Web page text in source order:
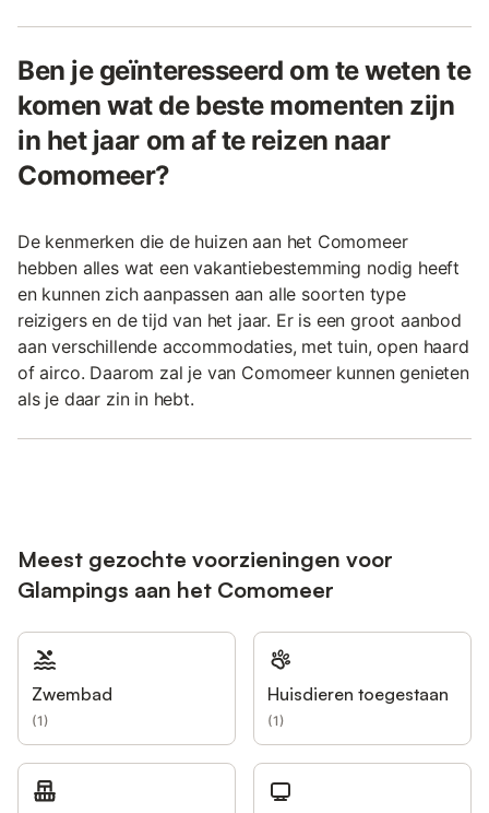
Ben je geïnteresseerd om te weten te
komen wat de beste momenten zijn
in het jaar om af te reizen naar
Comomeer?
De kenmerken die de huizen aan het Comomeer
hebben alles wat een vakantiebestemming nodig heeft
en kunnen zich aanpassen aan alle soorten type
reizigers en de tijd van het jaar. Er is een groot aanbod
aan verschillende accommodaties, met tuin, open haard
of airco. Daarom zal je van Comomeer kunnen genieten
als je daar zin in hebt.
Meest gezochte voorzieningen voor
Glampings aan het Comomeer
Zwembad
(1)
Huisdieren toegestaan
(1)